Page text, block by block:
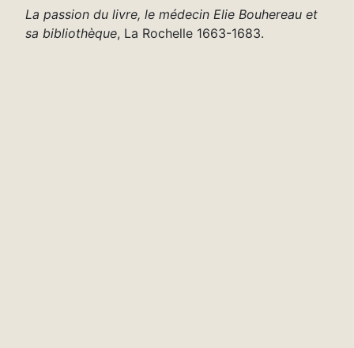
La passion du livre, le médecin Elie Bouhereau et
sa bibliothèque, La Rochelle 1663-1683.